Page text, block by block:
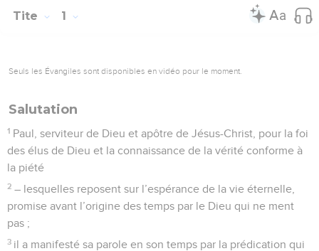
Tite 1
Seuls les Évangiles sont disponibles en vidéo pour le moment.
Salutation
1 Paul, serviteur de Dieu et apôtre de Jésus-Christ, pour la foi
des élus de Dieu et la connaissance de la vérité conforme à
la piété
2 – lesquelles reposent sur l’espérance de la vie éternelle,
promise avant l’origine des temps par le Dieu qui ne ment
pas ;
3 il a manifesté sa parole en son temps par la prédication qui